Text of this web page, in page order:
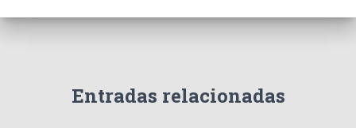
Entradas relacionadas